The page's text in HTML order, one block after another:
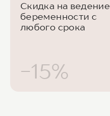
Скидка на ведение
беременности с
любого срока
-15%